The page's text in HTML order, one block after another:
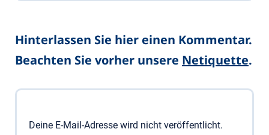
Hinterlassen Sie hier einen Kommentar.
Beachten Sie vorher unsere Netiquette.
Deine E-Mail-Adresse wird nicht veröffentlicht.